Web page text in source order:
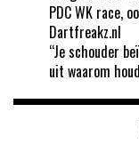
PDC WK race,
Dartfreakz.nl
“Je schouder
uit waarom